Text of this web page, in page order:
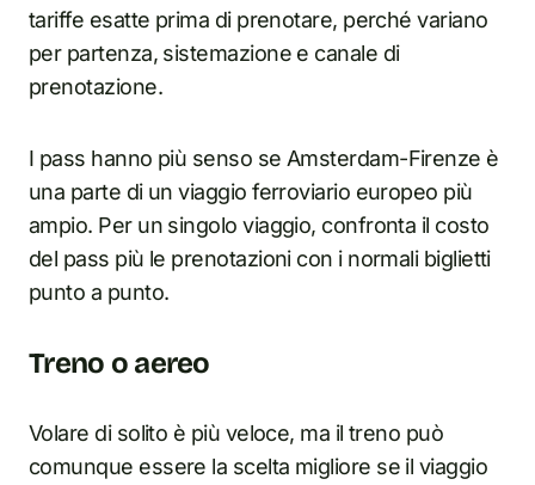
tariffe esatte prima di prenotare, perché variano
per partenza, sistemazione e canale di
prenotazione.
I pass hanno più senso se Amsterdam-Firenze è
una parte di un viaggio ferroviario europeo più
ampio. Per un singolo viaggio, confronta il costo
del pass più le prenotazioni con i normali biglietti
punto a punto.
Treno o aereo
Volare di solito è più veloce, ma il treno può
comunque essere la scelta migliore se il viaggio